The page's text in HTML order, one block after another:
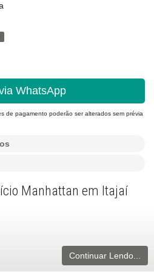
WhatsApp
de pagamento poderão ser alterados sem prévia
Manhattan em Itajaí
Continuar Lendo...